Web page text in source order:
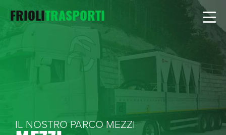
FRIOLITRASPORTI
IL NOSTRO PARCO MEZZI